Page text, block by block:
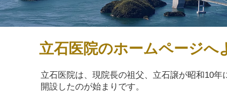
立石医院のホームページへ
立石医院は、現院長の祖父、立石譲が昭和10年
開設したのが始まりです。